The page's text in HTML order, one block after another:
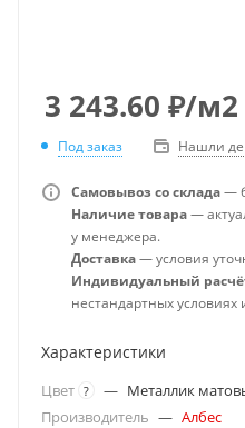
3 243.60 ₽/м2
Под заказ Нашли
Самовывоз со склада—
Наличие товара—
у менеджера.
Доставка— условия
Индивидуальный
нестандартных условиях
Характеристики
Цвет ? — Металлик
Производитель — Албес